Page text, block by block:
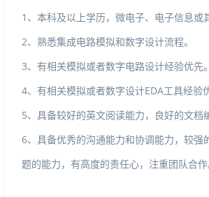
1、本科及以上学历，微电子、电子信息或
2、熟悉集成电路模拟和数字设计流程。
3、有相关模拟或者数字电路设计经验优先。
4、有相关模拟或者数字设计EDA工具经验
5、具备较好的英文阅读能力，良好的文档
6、具备优秀的沟通能力和协调能力，较强
题的能力，有高度的责任心，注重团队合作